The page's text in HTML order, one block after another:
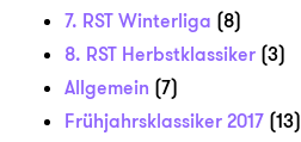
7. RST Winterliga (8)
8. RST Herbstklassiker (3)
Allgemein (7)
Frühjahrsklassiker 2017 (13)